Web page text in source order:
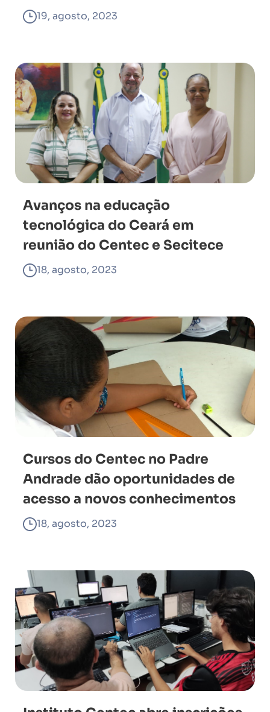
19, agosto, 2023
Avanços na educação
tecnológica do Ceará em
reunião do Centec e Secitece
18, agosto, 2023
Cursos do Centec no Padre
Andrade dão oportunidades de
acesso a novos conhecimentos
18, agosto, 2023